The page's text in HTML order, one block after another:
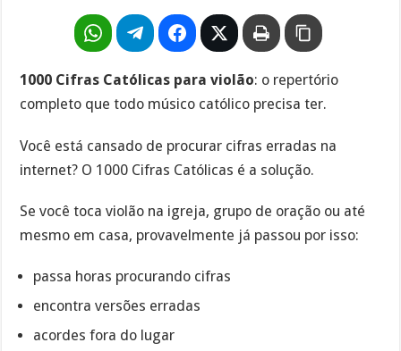
1000 Cifras Católicas para violão: o repertório
completo que todo músico católico precisa ter.
Você está cansado de procurar cifras erradas na
internet? O 1000 Cifras Católicas é a solução.
Se você toca violão na igreja, grupo de oração ou até
mesmo em casa, provavelmente já passou por isso:
passa horas procurando cifras
encontra versões erradas
acordes fora do lugar